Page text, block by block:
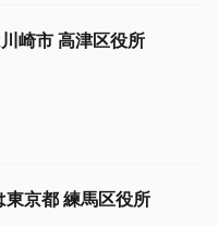
崎市 高津区役所
京都 練馬区役所